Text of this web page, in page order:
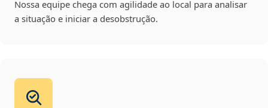
Nossa equipe chega com agilidade ao local para analisar
a situação e iniciar a desobstrução.